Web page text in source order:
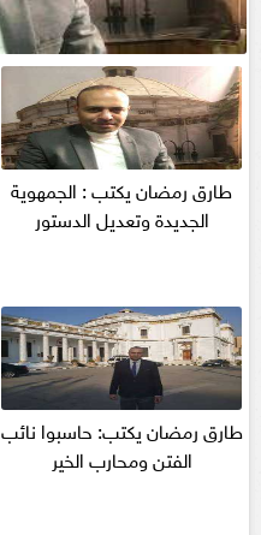
طارق رمضان يكتب : الجمهوية
الجديدة وتعديل الدستور
طارق رمضان يكتب: حاسبوا نائب
الفتن ومحارب الخير